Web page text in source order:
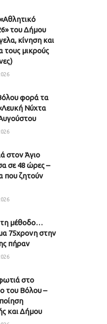
του Δήμου
κίνηση και
τους μικρούς
φορά τα
Νύχτα
στον Άγιο
σε 48 ώρες –
που ζητούν
μέθοδο…
75χρονη στην
πήραν
στο
του Βόλου –
και Δήμου